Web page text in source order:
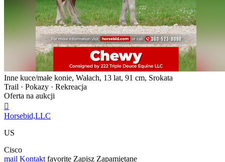
Inne kuce/małe konie, Wałach, 13 lat, 91 cm, Srokata
Trail · Pokazy · Rekreacja
Oferta na aukcji

Horsebid,LLC
US
Cisco
mail Kontakt favorite Zapisz Zapamiętane